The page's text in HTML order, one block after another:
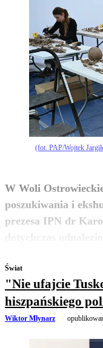
(fot. PAP/Wojtek
W Woli
poszukiwania i
prezesa IPN dr
dotychczas
Świat
"Nie ufajcie
hiszpańskiego
Wiktor Młynarz